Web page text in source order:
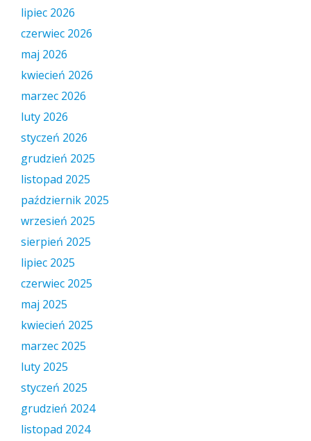
lipiec 2026
czerwiec 2026
maj 2026
kwiecień 2026
marzec 2026
luty 2026
styczeń 2026
grudzień 2025
listopad 2025
październik 2025
wrzesień 2025
sierpień 2025
lipiec 2025
czerwiec 2025
maj 2025
kwiecień 2025
marzec 2025
luty 2025
styczeń 2025
grudzień 2024
listopad 2024